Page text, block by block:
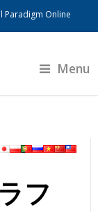
Paradigm Online
Menu
フ